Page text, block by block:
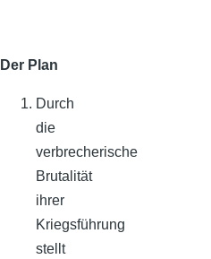
Der Plan
Durch
die
verbrecherische
Brutalität
ihrer
Kriegsführung
stellt